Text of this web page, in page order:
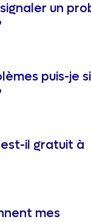
un
puis-je
il gratuit à
mes